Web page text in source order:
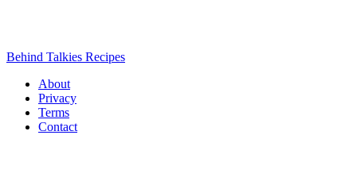
Behind Talkies Recipes
About
Privacy
Terms
Contact